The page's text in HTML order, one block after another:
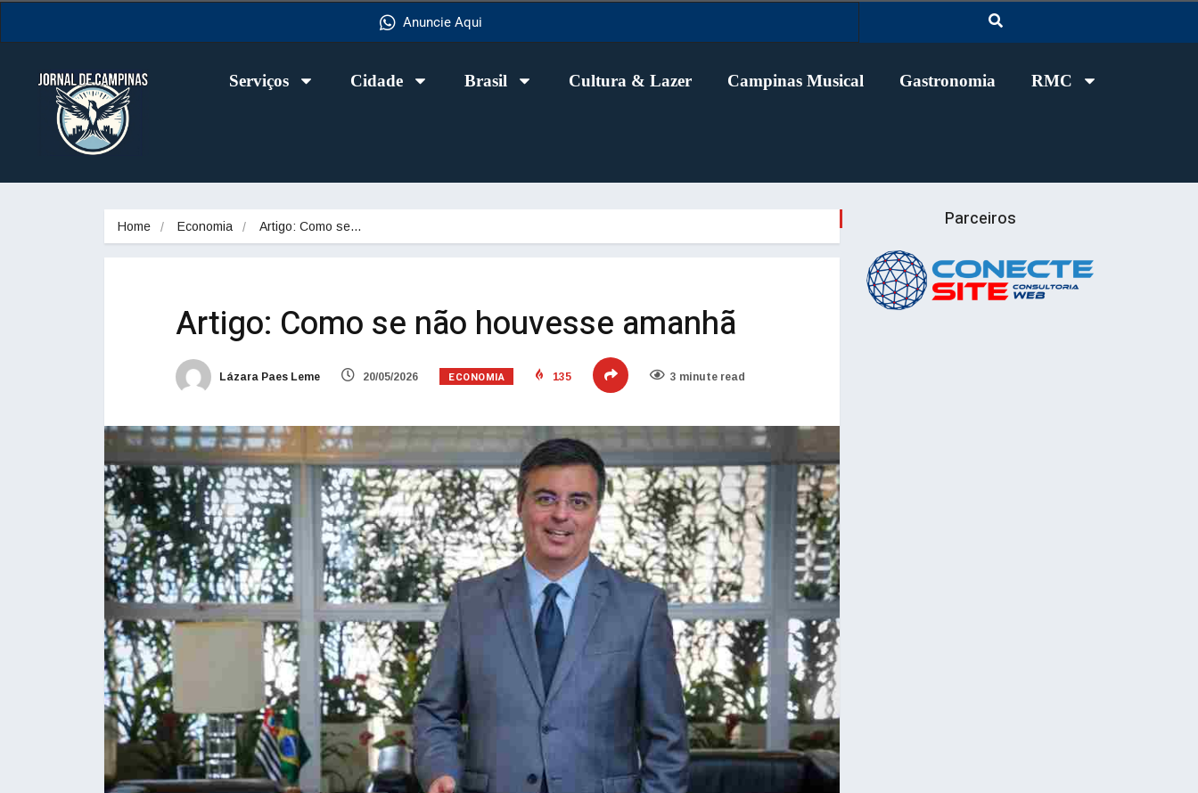
Anuncie Aqui
Serviços Cidade Brasil Cultura & Lazer Campinas Musical Gastronomia RMC
Home Economia Artigo: Como se…
Artigo: Como se não houvesse amanhã
Lázara Paes Leme 20/05/2026 ECONOMIA 135 3 minute read
Parceiros